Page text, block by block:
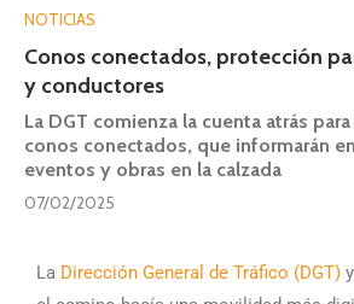
NOTICIAS
Conos conectados, protección
y conductores
La DGT comienza la cuenta atrás
conos conectados, que informarán
eventos y obras en la calzada
07/02/2025
La Dirección General de Tráfico (DGT)